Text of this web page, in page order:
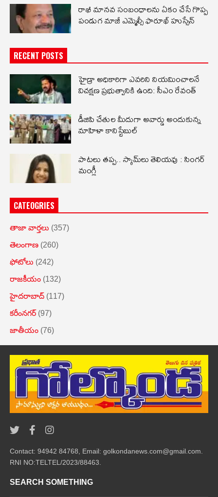
రాఖీ మానవ సంబంధాలను ఏకం చేసే గొప్ప
పండుగ మాజీ ఎమ్మెల్సీ ఫారూఖ్ హుస్సేన్
RECENT POSTS
హైడ్రా అధికారిగా ఎవరిని నియమించాలనే
విచక్షణ ప్రభుత్వానికి ఉంది: సీఎం రేవంత్
డీజిపి చేతుల మీదుగా అవార్డు అందుకున్న
మాహిళా కానిస్టేబుల్
పాటలు తప్ప.. స్కామ్‌లు తెలియవు : సింగర్
మంగ్లీ
CATEOGRIES
తాజా వార్తలు (357)
తెలంగాణ (260)
ఫోటోలు (242)
రాజకీయం (132)
హైదరాబాద్ (117)
కరీంనగర్ (97)
జాతీయం (76)
Contact: 94942 84768, Email: golkondanews.com@gmail.com.
RNI NO:TELTEL/2023/88463.
SEARCH SOMETHING